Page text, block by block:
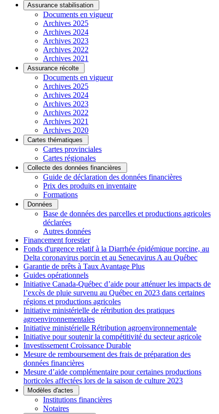
Assurance stabilisation
Documents en vigueur
Archives 2025
Archives 2024
Archives 2023
Archives 2022
Archives 2021
Assurance récolte
Documents en vigueur
Archives 2025
Archives 2024
Archives 2023
Archives 2022
Archives 2021
Archives 2020
Cartes thématiques
Cartes provinciales
Cartes régionales
Collecte des données financières
Guide de déclaration des données financières
Prix des produits en inventaire
Formations
Données
Base de données des parcelles et productions agricoles
déclarées
Autres données
Financement forestier
Fonds d'urgence relatif à la Diarrhée épidémique porcine, au
Delta coronavirus porcin et au Senecavirus A au Québec
Garantie de prêts à Taux Avantage Plus
Guides opérationnels
Initiative Canada-Québec d’aide pour atténuer les impacts de
l’excès de pluie survenu au Québec en 2023 dans certaines
régions et productions agricoles
Initiative ministérielle de rétribution des pratiques
agroenvironnementales
Initiative ministérielle Rétribution agroenvironnementale
Initiative pour soutenir la compétitivité du secteur agricole
Investissement Croissance Durable
Mesure de remboursement des frais de préparation des
données financières
Mesure d’aide complémentaire pour certaines productions
horticoles affectées lors de la saison de culture 2023
Modèles d'actes
Institutions financières
Notaires